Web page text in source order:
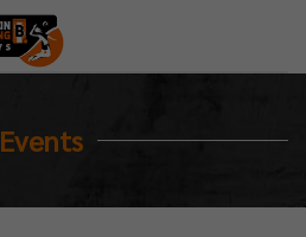
Events